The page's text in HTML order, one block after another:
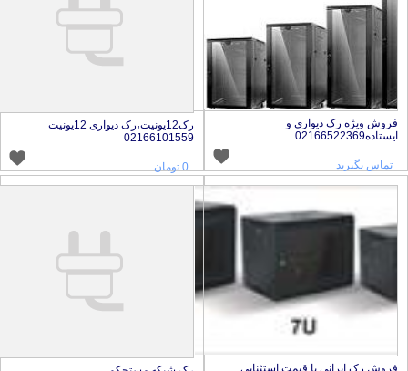
ویژه رک دیواری و
تماس بگیرید
رک12یونیت،رک دیواری 12یونیت
02166101559
رک ایرانی با قیمت استثنایی